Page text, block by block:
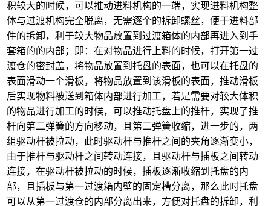
积较大的时候，可以推动进料机构的一端，实现进料机构整
体与过渡机构完全脱离，无需逐个的拆卸螺丝，便于进料部
件的拆卸，利于较大物品放置到过渡箱体的内部再进入到手
套箱的的内部；即：在对物品进行上料的时候，打开第一过
渡仓的密封盖，将物品放置到托盘的表面，也可以在托盘的
表面滑动一个滑板，将物品放置到该滑板的表面，推动滑板
后实现物料被送到箱体内部进行加工，若是需要对较大体积
的物品进行加工的时候，可以推动托盘上的推杆，实现了推
杆向第二弹簧的方向移动，且第二弹簧收缩，进一步的，两
组驱动杆被拉动，此时驱动杆与推杆之间的夹角逐渐变小，
由于推杆与驱动杆之间转动连接，且驱动杆与插板之间转动
连接，在驱动杆被拉动的时候，插板逐渐收缩到托盘的内
部，且插板与第一过渡箱内壁的固定槽分离，那么此时托盘
可以从第一过渡仓的内部分离出来，方便对托盘的拆卸，利